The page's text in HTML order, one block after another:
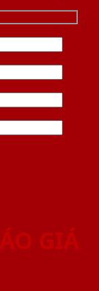
GIÁ